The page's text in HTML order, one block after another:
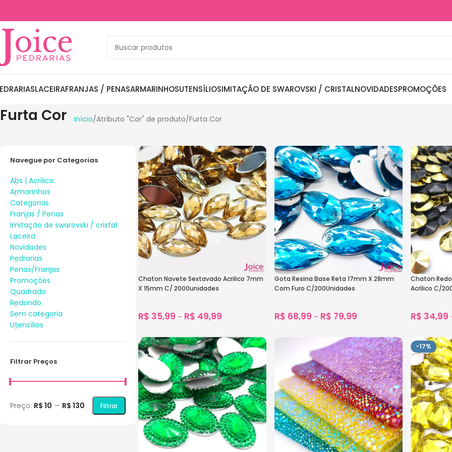
LACEIRAFRANJAS / PENASARMARINHOSUTENSÍLIOSIMITAÇÃO DE SWAROVSKI / CRISTALNOVIDADESPROMOÇÕES
Furta Cor Início Atributo "Cor" de produto Furta Cor
Navegue por Categorias
Abs | Acrilico
Armarinhos
Categorias
Franjas / Penas
Imitação de swarovski / cristal
Laceira
Novidades
Pedrarias
Penas/Franjas
Promoções
Quadrado
Redondo
Sem categoria
Utensílios
Filtrar Preços
Filtrar
Preço: R$ 10 — R$ 130
Chaton Navete Sextavado Acrilico 7mm
X 15mm C/ 2000unidades
R$ 35,99 – R$ 49,99
Ver Opções
Gota Resina Base Reta 17mm X 28mm
Com Furo C/200Unidades
R$ 68,99 – R$ 79,99
Chaton
Acrílico C/
R$ 34,99
Ver
-17%